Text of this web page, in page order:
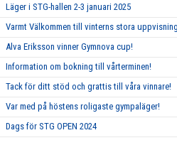
Läger i STG-hallen 2-3 januari 2025
Varmt Välkommen till vinterns stora
Alva Eriksson vinner Gymnova cup!
Information om bokning till vårterminen!
Tack för ditt stöd och grattis till våra vinnare!
Var med på höstens roligaste gympaläger!
Dags för STG OPEN 2024